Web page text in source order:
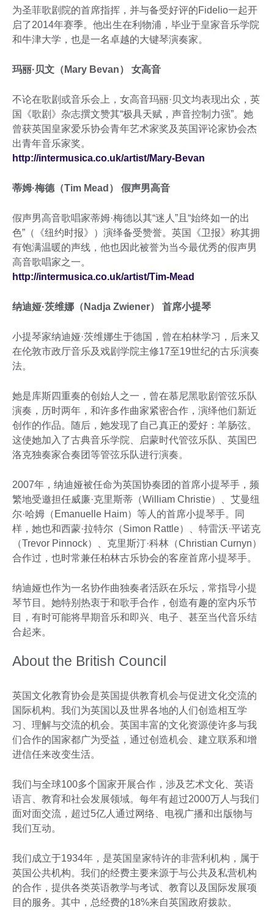
为圣菲歌剧院的首席指挥，并与备受好评的Fidelio一起开
启了2014年赛季。他出生在利物浦，毕业于皇家音乐学院
和牛津大学，也是一名卓越的大键琴演奏家。
玛丽·贝文（Mary Bevan） 女高音
不论在歌剧或音乐会上，女高音玛丽·贝文均表现出众，英
国《歌剧》杂志撰文赞其“极具天赋，声音控制力强”。她
曾获英国皇家爱乐协会青年艺术家奖及英国评论家协会杰
出青年音乐家奖。
http://intermusica.co.uk/artist/Mary-Bevan
蒂姆·梅德（Tim Mead） 假声男高音
假声男高音歌唱家蒂姆·梅德以其“迷人”且“始终如一的出
色”（《纽约时报》）演绎备受赞誉。英国《卫报》称其拥
有饱满温暖的声线，他也因此被誉为当今最优秀的假声男
高音歌唱家之一。
http://intermusica.co.uk/artist/Tim-Mead
纳迪娅·茨维娜（Nadja Zwiener） 首席小提琴
小提琴家纳迪娅·茨维娜生于德国，曾在柏林学习，后来又
在伦敦市政厅音乐及戏剧学院主修17至19世纪的古乐演奏
法。
她是库斯四重奏的创始人之一，曾在慕尼黑歌剧管弦乐队
演奏，历时两年，和许多作曲家紧密合作，演绎他们新近
创作的作品。随后，她发现了自己真正的爱好：羊肠弦。
这使她加入了古典音乐学院、启蒙时代管弦乐队、英国巴
洛克独奏家合奏团等管弦乐队进行演奏。
2007年，纳迪娅被任命为英国协奏团的首席小提琴手，频
繁地受邀担任威廉·克里斯蒂（William Christie）、艾曼纽
尔·哈姆（Emanuelle Haim）等人的首席小提琴手。同
样，她也和西蒙·拉特尔（Simon Rattle）、特雷沃·平诺克
（Trevor Pinnock）、克里斯汀·科林（Christian Curnyn）
合作过，也时常兼任柏林古乐协会的客座首席小提琴手。
纳迪娅也作为一名协作曲独奏者活跃在乐坛，常指导小提
琴节目。她特别热衷于和歌手合作，创造有趣的室内乐节
目，有时可能将早期音乐和即兴、电子、甚至当代音乐结
合起来。
About the British Council
英国文化教育协会是英国提供教育机会与促进文化交流的
国际机构。我们为英国以及世界各地的人们创造相互学
习、理解与交流的机会。英国丰富的文化资源使许多与我
们合作的国家都广为受益，通过创造机会、建立联系和增
进信任来改变生活。
我们与全球100多个国家开展合作，涉及艺术文化、英语
语言、教育和社会发展领域。每年有超过2000万人与我们
面对面交流，超过5亿人通过网络、电视广播和出版物与
我们互动。
我们成立于1934年，是英国皇家特许的非营利机构，属于
英国公共机构。我们的经费主要来源于与公共及私营机构
的合作，提供各类英语教学与考试、教育以及国际发展项
目的服务。其中，总经费的18%来自英国政府拨款。